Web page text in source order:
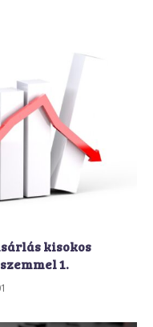
kisokos
1.